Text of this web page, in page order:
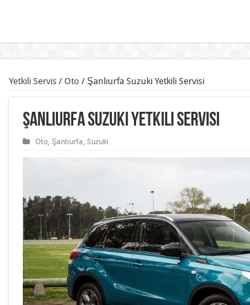
Yetkili Servis / Oto / Şanlıurfa Suzuki Yetkili Servisi
Şanlıurfa Suzuki Yetkili Servisi
Oto, Şanlıurfa, Suzuki